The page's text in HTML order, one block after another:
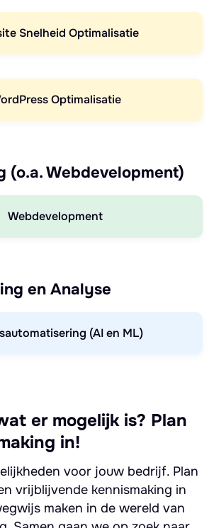
Snelheid Optimalisatie
Optimalisatie
(o.a. Webdevelopment)
Webdevelopment
en Analyse
(AI en ML)
er mogelijk is? Plan
in!
voor jouw bedrijf. Plan
vrijblijvende kennismaking in
maken in de wereld van